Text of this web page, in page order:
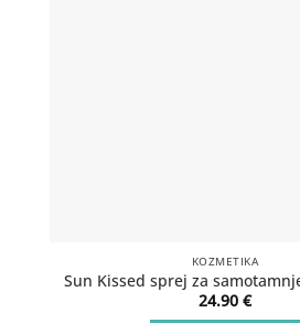
KOZMETIKA
Sun Kissed sprej za
24.90 €